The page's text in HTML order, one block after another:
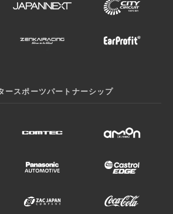
ースポーツパートナーシップ